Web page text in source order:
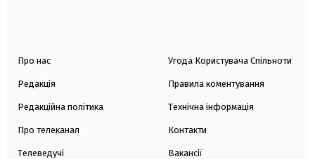
Про нас
Редакція
Редакційна політика
Про телеканал
Телеведучі
Угода Користувача Спільноти
Правила коментування
Технічна інформація
Контакти
Вакансії